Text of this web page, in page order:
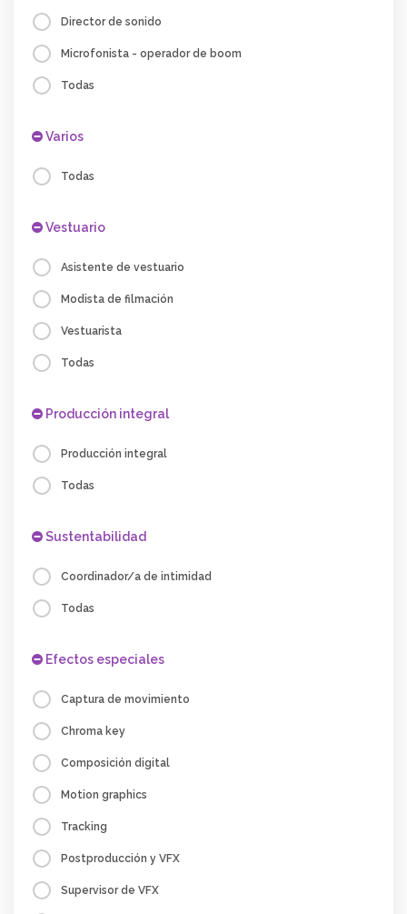
Director de sonido
Microfonista - operador de boom
Todas
Varios
Todas
Vestuario
Asistente de vestuario
Modista de filmación
Vestuarista
Todas
Producción integral
Producción integral
Todas
Sustentabilidad
Coordinador/a de intimidad
Todas
Efectos especiales
Captura de movimiento
Chroma key
Composición digital
Motion graphics
Tracking
Postproducción y VFX
Supervisor de VFX